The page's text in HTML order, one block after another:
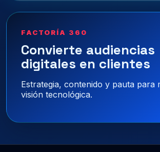
FACTORÍA 360
Convierte audiencias
digitales en clientes
Estrategia, contenido y pauta para
visión tecnológica.